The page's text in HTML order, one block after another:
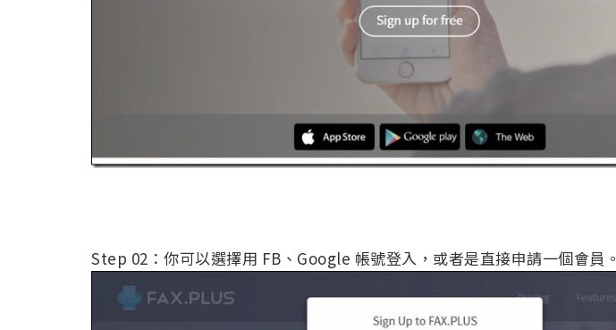
Step 02：你可以選擇用 FB、Google 帳號登入，或者是直接申請一個會員。